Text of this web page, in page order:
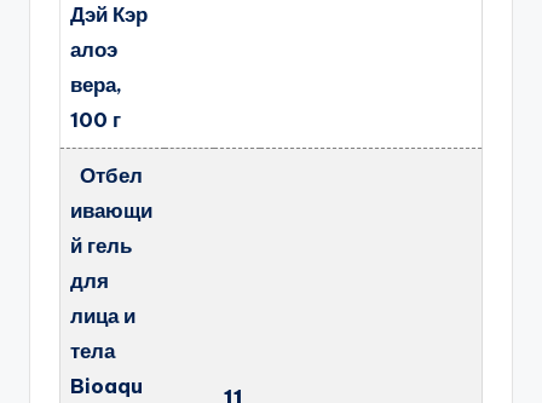
Дэй Кэр
алоэ
вера,
100 г
Отбел
ивающи
й гель
для
лица и
тела
Bioaqu